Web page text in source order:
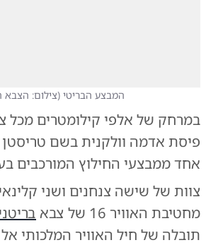
המבצע הבריטי (צילום: הצבא
במרחק של אלפי קילומטרים מכל
פיסת אדמה וולקנית בשם
אחד ממבצעי החילוץ המורכבים
צוות של שישה צנחנים ושני
מחטיבת האוויר 16 של צבא
תובלה של חיל האוויר המלכותי